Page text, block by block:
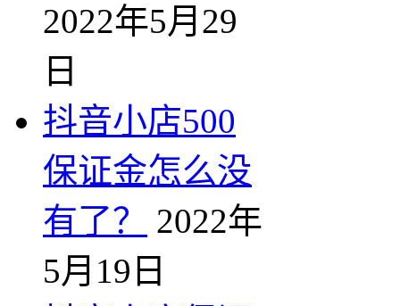
2022年5月29
日
抖音小店500
保证金怎么没
有了？
2022年
5月19日